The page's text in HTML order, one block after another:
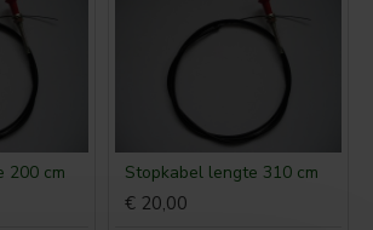
200 cm Stopkabel lengte 310 cm
€ 20,00